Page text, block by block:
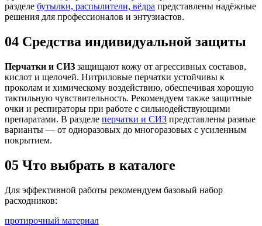
разделе бутылки, распылители, вёдра представлены надёжные
решения для профессионалов и энтузиастов.
04 Средства индивидуальной защиты
Перчатки и СИЗ защищают кожу от агрессивных составов,
кислот и щелочей. Нитриловые перчатки устойчивы к
проколам и химическому воздействию, обеспечивая хорошую
тактильную чувствительность. Рекомендуем также защитные
очки и респираторы при работе с сильнодействующими
препаратами. В разделе перчатки и СИЗ представлены разные
варианты — от одноразовых до многоразовых с усиленным
покрытием.
05 Что выбрать в каталоге
Для эффективной работы рекомендуем базовый набор
расходников:
протирочный материал